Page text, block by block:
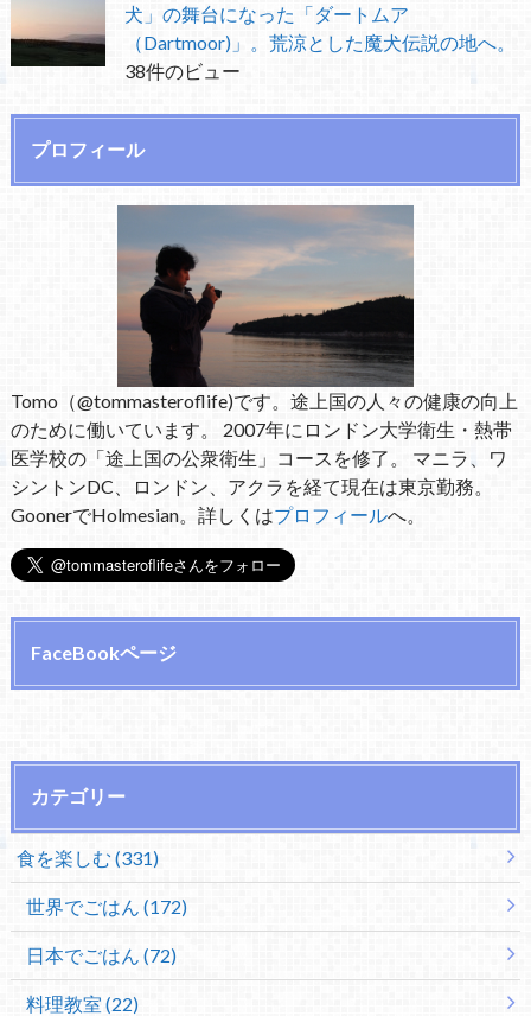
犬」の舞台になった「ダートムア
（Dartmoor)」。荒涼とした魔犬伝説の地へ。
38件のビュー
プロフィール
Tomo（@tommasteroflife)です。途上国の人々の健康の向上
のために働いています。 2007年にロンドン大学衛生・熱帯
医学校の「途上国の公衆衛生」コースを修了。 マニラ、ワ
シントンDC、ロンドン、アクラを経て現在は東京勤務。
GoonerでHolmesian。詳しくはプロフィールへ。
FaceBookページ
カテゴリー
食を楽しむ (331)
世界でごはん (172)
日本でごはん (72)
料理教室 (22)